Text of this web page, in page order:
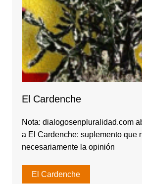
El Cardenche
Nota: dialogosenpluralidad.com
a El Cardenche: suplemento que
necesariamente la opinión
El Cardenche